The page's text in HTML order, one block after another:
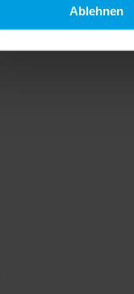
Ablehnen